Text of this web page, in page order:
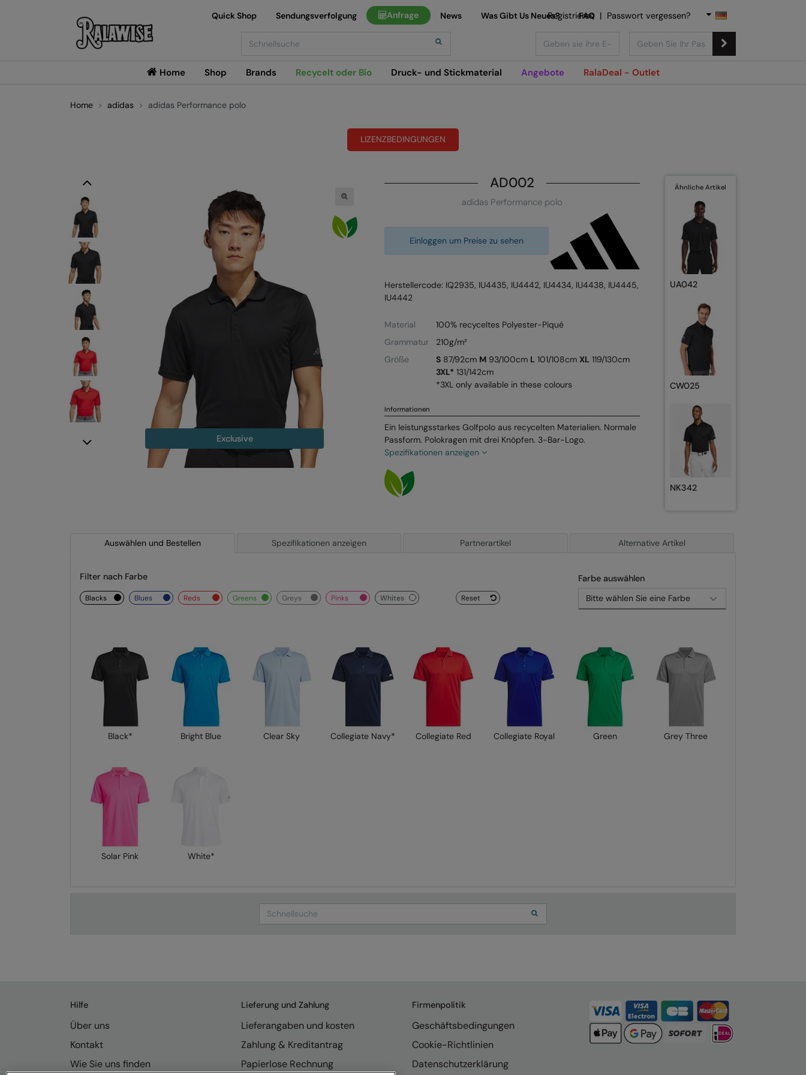
Home Shop Brands Recycelt oder Bio Druck- und Stickmaterial Angebote RalaDeal - Outlet
Quick Shop Sendungsverfolgung Anfrage News Was Gibt Us Neues? FAQ
Registrieren | Passwort vergessen?
Home adidas adidas Performance polo
LIZENZBEDINGUNGEN
AD002
adidas Performance polo
Einloggen um Preise zu sehen
Herstellercode: IQ2935, IU4435, IU4442, IU4434, IU4438, IU4445,
IU4442
Material
100% recyceltes Polyester-Piqué
Grammatur
210g/m²
Größe
S87/92cm M93/100cm L 101/108cm XL 119/130cm
3XL* 131/142cm
*3XL only available in these colours
Informationen
Ein leistungsstarkes Golfpolo aus recycelten Materialien. Normale
Passform. Polokragen mit drei Knöpfen. 3-Bar-Logo.
Spezifikationen anzeigen
Exclusive
Previous
Next
Ähnliche Artikel
UA042
CW025
NK342
Auswählen und Bestellen Spezifikationen anzeigen Partnerartikel Alternative Artikel
Farbe auswählen
Filter nach Farbe
Reset
blacks blues reds greens greys pinks whites
Black* Bright Blue Clear Sky Collegiate Navy* Collegiate Red Collegiate Royal Green Grey Three
Solar Pink White*
Search
Hilfe
Über uns
Kontakt
Wie Sie uns finden
Lieferung und Zahlung
Lieferangaben und kosten
Zahlung & Kreditantrag
Papierlose Rechnung
Firmenpolitik
Geschäftsbedingungen
Cookie-Richtlinien
Datenschutzerklärung